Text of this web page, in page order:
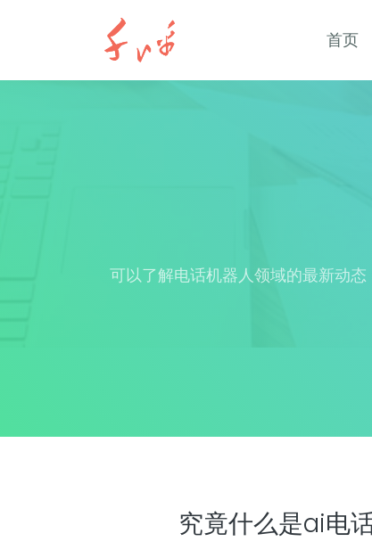
首页
可以了解电话机器人领域的最新动
究竟什么是ai电